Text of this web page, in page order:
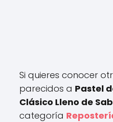
Si quieres conocer
parecidos a Pastel
Clásico Lleno de
categoría